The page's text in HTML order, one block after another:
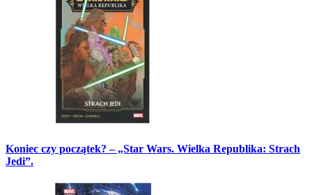
Koniec czy początek? – „Star Wars. Wielka Republika: Strach
Jedi”.